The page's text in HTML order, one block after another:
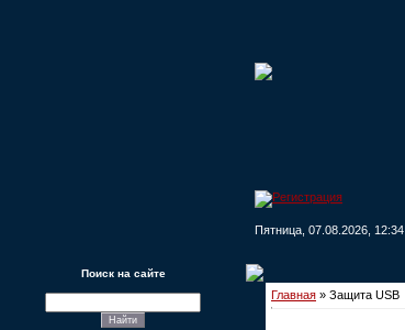
Пятница, 07.08.2026, 12:34
Поиск на сайте
Главная » Защита USB